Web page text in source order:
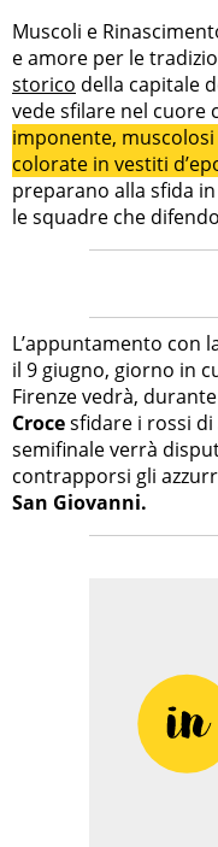
Muscoli e
e amore per le
storico della capitale
vede sfilare nel cuore
imponente,
colorate in vestiti
preparano alla sfida
le squadre che
L’appuntamento con
il 9 giugno, giorno in
Firenze vedrà,
Crocesfidare i rossi di
semifinale verrà
contrapporsi gli
San Giovanni.